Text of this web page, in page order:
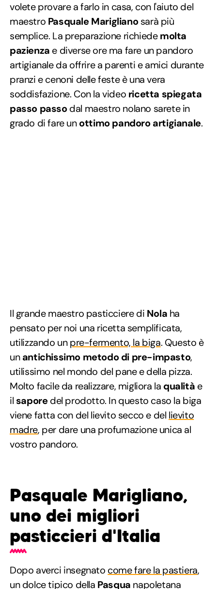
volete provare a farlo in casa, con l'aiuto del
maestro Pasquale Mariglianosarà più
semplice. La preparazione richiedemolta
pazienza e diverse ore ma fare un pandoro
artigianale da offrire a parenti e amici durante
pranzi e cenoni delle feste è una vera
soddisfazione. Con la video ricetta spiegata
passo passodal maestro nolano sarete in
grado di fare unottimo pandoro artigianale.
Il grande maestro pasticciere di Nola ha
pensato per noi una ricetta semplificata,
utilizzando unpre-fermento, la biga. Questo è
unantichissimo metodo di pre-impasto,
utilissimo nel mondo del pane e della pizza.
Molto facile da realizzare, migliora la qualità e
il saporedel prodotto. In questo caso la biga
viene fatta con del lievito secco e del lievito
madre, per dare una profumazione unica al
vostro pandoro.
Pasquale Marigliano,
uno dei migliori
pasticcieri d'Italia
Dopo averci insegnato come fare la pastiera,
un dolce tipico della Pasqua napoletana